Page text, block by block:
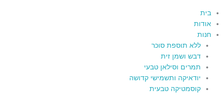
בית
אודות
חנות
ללא תוספת סוכר
דבש ושמן זית
תמרים וסילאן טבעי
יודאיקה ותשמישי קדושה
קוסמטיקה טבעית